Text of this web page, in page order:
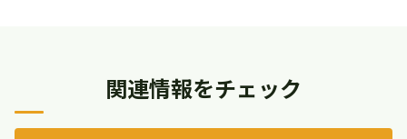
関連情報をチェック